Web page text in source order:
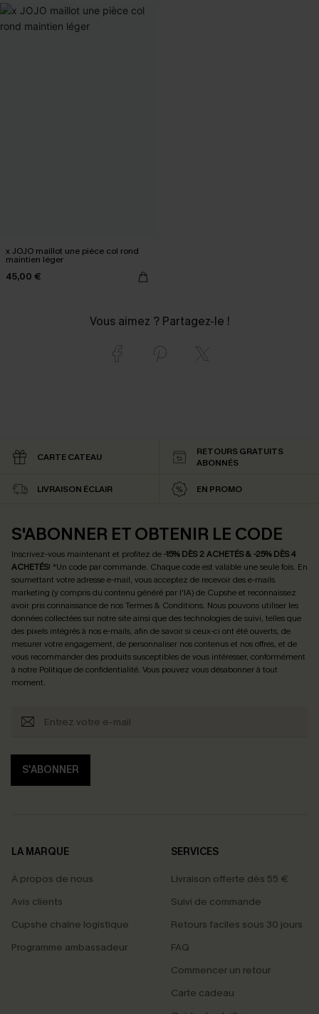
x JOJO maillot une pièce col rond
maintien léger
45,00 €
Vous aimez ? Partagez-le !
CARTE CATEAU
RETOURS GRATUITS
ABONNÉS
LIVRAISON ÉCLAIR EN PROMO
S'ABONNER ET OBTENIR LE CODE
Inscrivez-vous maintenant et profitez de -15% DÈS 2 ACHETÉS & -25% DÈS 4
ACHETÉS! *Un code par commande. Chaque code est valable une seule fois. En
soumettant votre adresse e-mail, vous acceptez de recevoir des e-mails
marketing (y compris du contenu généré par l'IA) de Cupshe et reconnaissez
avoir pris connaissance de nosTermes & Conditions. Nous pouvons utiliser les
données collectées sur notre site ainsi que des technologies de suivi, telles que
des pixels intégrés à nos e-mails, afin de savoir si ceux-ci ont été ouverts, de
mesurer votre engagement, de personnaliser nos contenus et nos offres, et de
vous recommander des produits susceptibles de vous intéresser, conformément
à notre Politique de confidentialité. Vous pouvez vous désabonner à tout
moment.
S'ABONNER
LA MARQUE
À propos de nous
Avis clients
Cupshe chaîne logistique
Programme ambassadeur
SERVICES
Livraison offerte dès 55 €
Suivi de commande
Retours faciles sous 30 jours
FAQ
Commencer un retour
Carte cadeau